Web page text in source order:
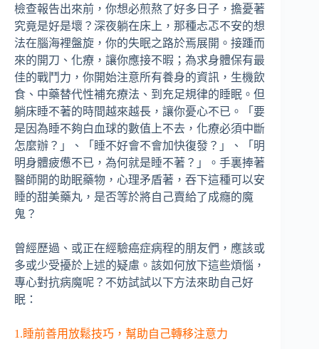
檢查報告出來前，你想必煎熬了好多日子，擔憂著
究竟是好是壞？深夜躺在床上，那種忐忑不安的想
法在腦海裡盤旋，你的失眠之路於焉展開。接踵而
來的開刀、化療，讓你應接不暇；為求身體保有最
佳的戰鬥力，你開始注意所有養身的資訊，生機飲
食、中藥替代性補充療法、到充足規律的睡眠。但
躺床睡不著的時間越來越長，讓你憂心不已。「要
是因為睡不夠白血球的數值上不去，化療必須中斷
怎麼辦？」、「睡不好會不會加快復發？」、「明
明身體疲憊不已，為何就是睡不著？」。手裏捧著
醫師開的助眠藥物，心理矛盾著，吞下這種可以安
睡的甜美藥丸，是否等於將自己賣給了成癮的魔
鬼？
曾經歷過、或正在經驗癌症病程的朋友們，應該或
多或少受擾於上述的疑慮。該如何放下這些煩惱，
專心對抗病魔呢？不妨試試以下方法來助自己好
眠：
1.睡前善用放鬆技巧，幫助自己轉移注意力